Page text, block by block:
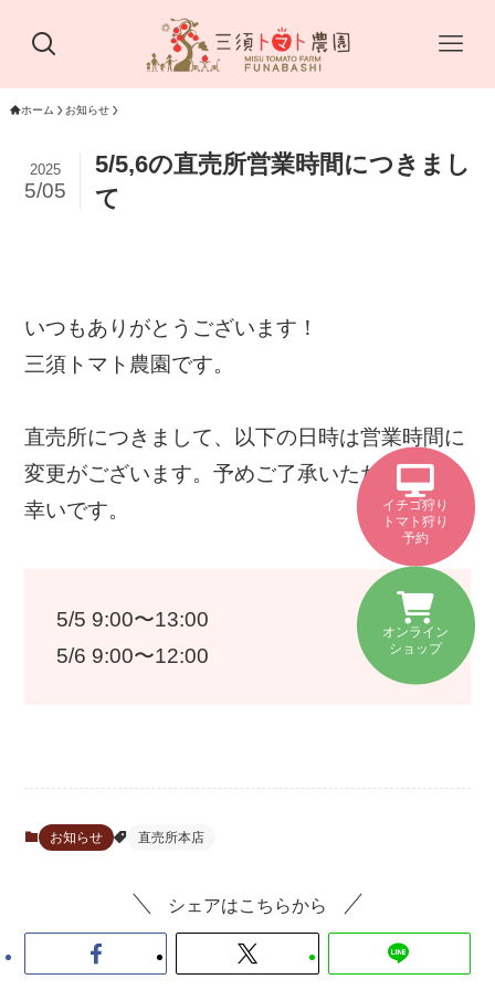
イチゴ狩り
トマト狩り
予約
オンライン
ショップ
ホーム お知らせ
5/5,6の直売所営業時間につきまし
て
2025
5/05
いつもありがとうございます！
三須トマト農園です。
直売所につきまして、以下の日時は営業時間に
変更がございます。予めご了承いただけますと
幸いです。
5/5 9:00〜13:00
5/6 9:00〜12:00
お知らせ 直売所本店
シェアはこちらから